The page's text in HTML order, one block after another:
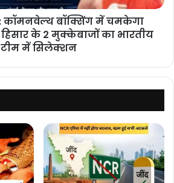
: कॉमनवेल्थ बॉक्सिंग में चमकेगा
के 2 मुक्केबाजों का भारतीय
टीम में सिलेक्शन